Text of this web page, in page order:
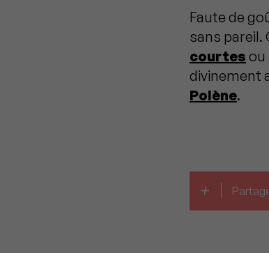
Faute de
sans pareil.
courtes ou
divinement
Polène.
+